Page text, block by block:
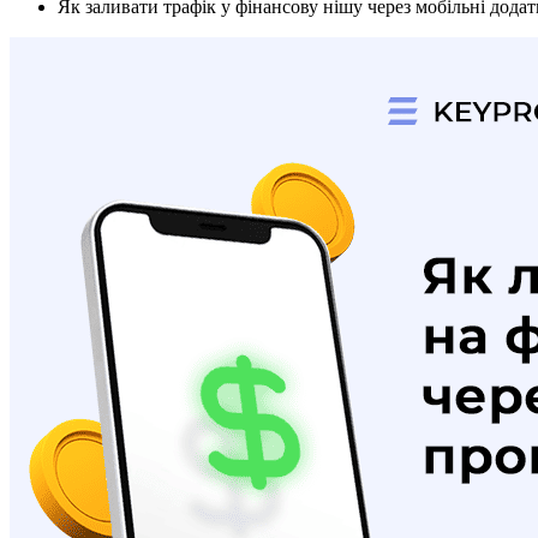
Як заливати трафік у фінансову нішу через мобільні